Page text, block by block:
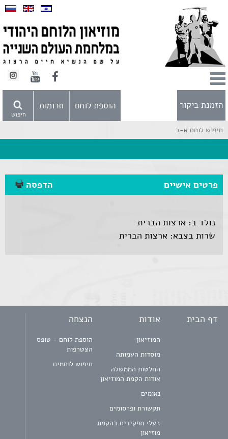
הזמנת ביקור
חיפוש
הוספת לוחם תרומות
חיפוש לוחם א-ב
פרטים אישיים הדפסה
נולד ב: ארצות הברית
שרות בצבא: ארצות הברית
דף הבית אודות
המוזיאון
מוסדות העמותה
החלטות הממשלה
אודות הקמת המוזיאון
נאומים
תקשורת ופרסומים
בעלי תפקידים בהקמת
מוזיאון
הנצחה
הוספת לוחם - טופס
הצטרפות
חיפוש לוחמים